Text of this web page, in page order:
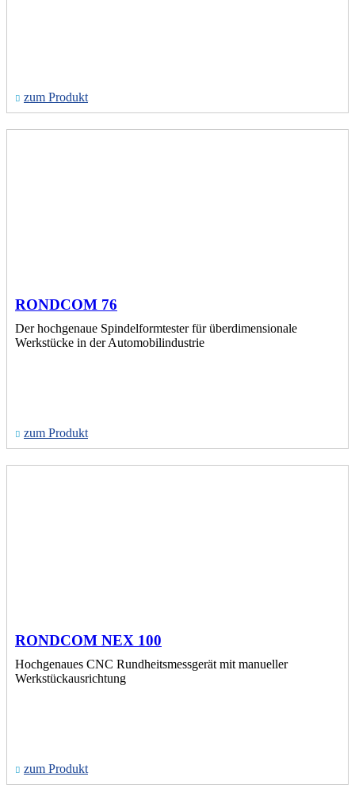
zum Produkt
RONDCOM 76
Der hochgenaue Spindelformtester für überdimensionale
Werkstücke in der Automobilindustrie
zum Produkt
RONDCOM NEX 100
Hochgenaues CNC Rundheitsmessgerät mit manueller
Werkstückausrichtung
zum Produkt